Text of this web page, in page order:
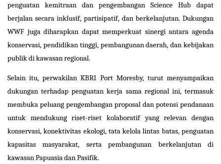
penguatan kemitraan dan pengembangan Science Hub dapat
berjalan secara inklusif, partisipatif, dan berkelanjutan. Dukungan
WWF juga diharapkan dapat memperkuat sinergi antara agenda
konservasi, pendidikan tinggi, pembangunan daerah, dan kebijakan
publik di kawasan regional.
Selain itu, perwakilan KBRI Port Moresby, turut menyampaikan
dukungan terhadap penguatan kerja sama regional ini, termasuk
membuka peluang pengembangan proposal dan potensi pendanaan
untuk mendukung riset-riset kolaboratif yang relevan dengan
konservasi, konektivitas ekologi, tata kelola lintas batas, penguatan
kapasitas masyarakat, serta pembangunan berkelanjutan di
kawasan Papuasia dan Pasifik.